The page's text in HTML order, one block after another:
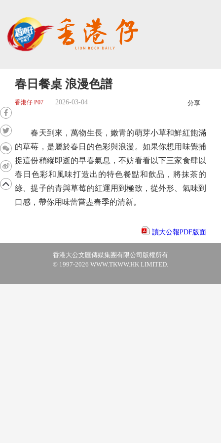
春日餐桌 浪漫色譜
香港仔 P07 2026-03-04 分享
春天到來，萬物生長，嫩青的萌芽小草和鮮紅飽滿
的草莓，是屬於春日的色彩與浪漫。如果你想用味覺捕
捉這份稍縱即逝的早春氣息，不妨看看以下三家食肆以
春日色彩和風味打造出的特色餐點和飲品，將抹茶的
綠、提子的青與草莓的紅運用到極致，從外形、氣味到
口感，帶你用味蕾嘗盡春季的清新。
讀大公報PDF版面
香港大公文匯傳媒集團有限公司版權所有
© 1997-2026 WWW.TKWW.HK LIMITED.